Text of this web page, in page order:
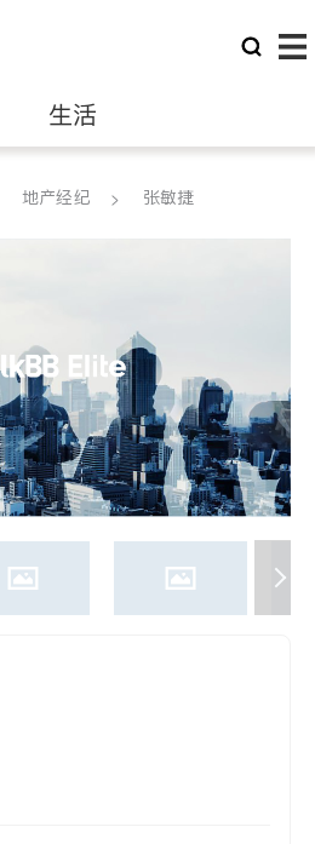
生活
律师
会计师
地产经纪 张敏捷